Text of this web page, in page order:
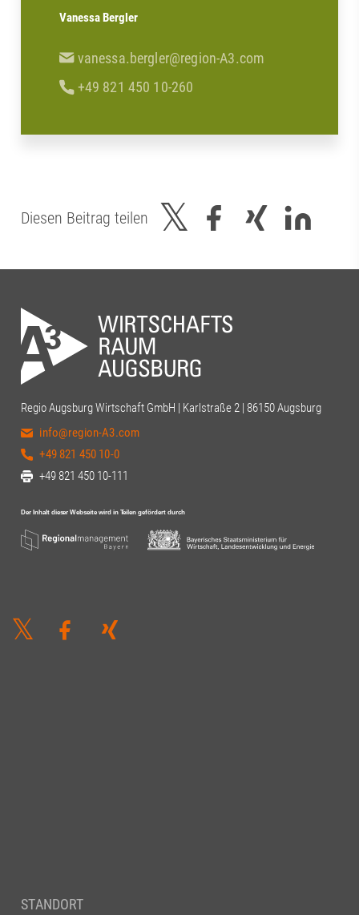
Vanessa Bergler
vanessa.bergler@region-A3.com
+49 821 450 10-260
Diesen Beitrag teilen
Regio Augsburg Wirtschaft GmbH | Karlstraße 2 | 86150 Augsburg
info@region-A3.com
+49 821 450 10-0
+49 821 450 10-111
STANDORT